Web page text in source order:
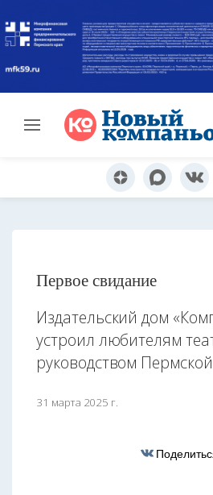
Первое свидание
Издательский дом
устроил любителям
руководством
31 марта 2025 г.